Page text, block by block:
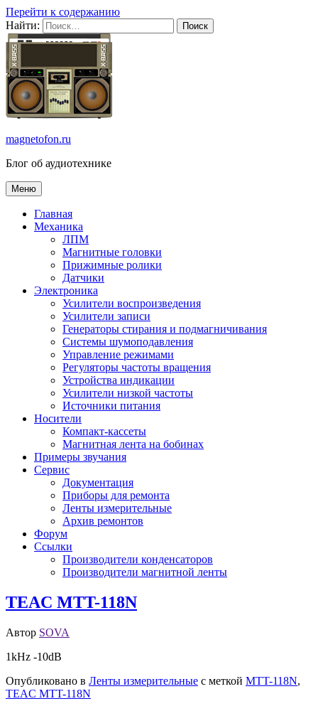
Перейти к содержанию
Найти:
magnetofon.ru
Блог об аудиотехнике
Меню
Главная
Механика
ЛПМ
Магнитные головки
Прижимные ролики
Датчики
Электроника
Усилители воспроизведения
Усилители записи
Генераторы стирания и подмагничивания
Системы шумоподавления
Управление режимами
Регуляторы частоты вращения
Устройства индикации
Усилители низкой частоты
Источники питания
Носители
Компакт-кассеты
Магнитная лента на бобинах
Примеры звучания
Сервис
Документация
Приборы для ремонта
Ленты измерительные
Архив ремонтов
Форум
Ссылки
Производители конденсаторов
Производители магнитной ленты
TEAC MTT-118N
Автор SOVA
1kHz -10dB
Опубликовано в Ленты измерительные с меткой MTT-118N,
TEAC MTT-118N